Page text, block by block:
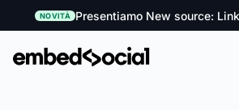
NOVITÀ Presentiamo New source: